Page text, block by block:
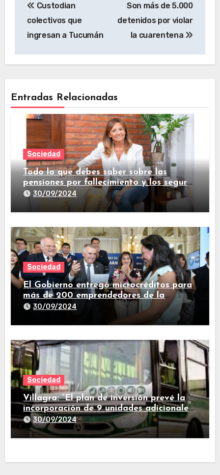
Custodian
colectivos que
ingresan a Tucumán
Son más de 5.000
detenidos por violar
la cuarentena
Entradas Relacionadas
Sociedad
Todo lo que debes saber sobre las
pensiones por fallecimiento y los seguros
de vida
30/09/2024
Sociedad
El Gobierno entregó microcréditos para
más de 200 emprendedores de la
provincia
30/09/2024
Sociedad
Villagra: “El plan de inversión prevé la
incorporación de 9 unidades adicionales
para 2025″
30/09/2024